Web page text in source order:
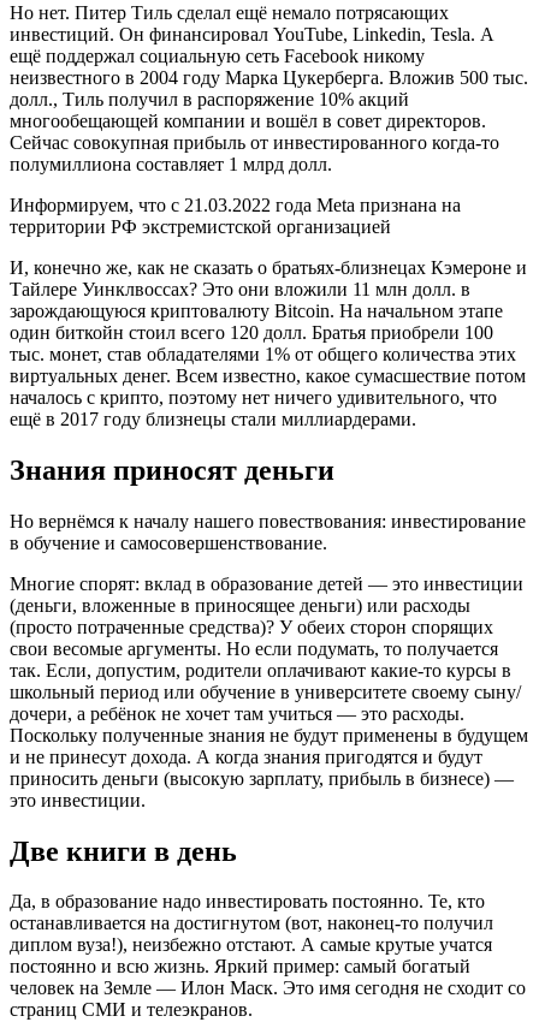
Но нет. Питер Тиль сделал ещё немало потрясающих
инвестиций. Он финансировал YouTube, Linkedin, Tesla. А
ещё поддержал социальную сеть Facebook никому
неизвестного в 2004 году Марка Цукерберга. Вложив 500 тыс.
долл., Тиль получил в распоряжение 10% акций
многообещающей компании и вошёл в совет директоров.
Сейчас совокупная прибыль от инвестированного когда-то
полумиллиона составляет 1 млрд долл.
Информируем, что с 21.03.2022 года Meta признана на
территории РФ экстремистской организацией
И, конечно же, как не сказать о братьях-близнецах Кэмероне и
Тайлере Уинклвоссах? Это они вложили 11 млн долл. в
зарождающуюся криптовалюту Bitcoin. На начальном этапе
один биткойн стоил всего 120 долл. Братья приобрели 100
тыс. монет, став обладателями 1% от общего количества этих
виртуальных денег. Всем известно, какое сумасшествие потом
началось с крипто, поэтому нет ничего удивительного, что
ещё в 2017 году близнецы стали миллиардерами.
Знания приносят деньги
Но вернёмся к началу нашего повествования: инвестирование
в обучение и самосовершенствование.
Многие спорят: вклад в образование детей — это инвестиции
(деньги, вложенные в приносящее деньги) или расходы
(просто потраченные средства)? У обеих сторон спорящих
свои весомые аргументы. Но если подумать, то получается
так. Если, допустим, родители оплачивают какие-то курсы в
школьный период или обучение в университете своему сыну/
дочери, а ребёнок не хочет там учиться — это расходы.
Поскольку полученные знания не будут применены в будущем
и не принесут дохода. А когда знания пригодятся и будут
приносить деньги (высокую зарплату, прибыль в бизнесе) —
это инвестиции.
Две книги в день
Да, в образование надо инвестировать постоянно. Те, кто
останавливается на достигнутом (вот, наконец-то получил
диплом вуза!), неизбежно отстают. А самые крутые учатся
постоянно и всю жизнь. Яркий пример: самый богатый
человек на Земле — Илон Маск. Это имя сегодня не сходит со
страниц СМИ и телеэкранов.